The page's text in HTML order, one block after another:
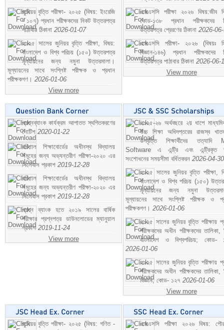
জুনিয়র বৃত্তি পরীক্ষা- ২০২৫ (বিষয়: ইংরেজি
- ১০৭) প্রধান পরীক্ষকদের নিকট উত্তরপত্র
পাঠাবার ঠিকানা 2026-01-07
২০২৫ সালের জুনিয়র বৃত্তি পরীক্ষা, বিষয়:
বাংলাদেশ ও বিশ্ব পরিচয় (১৫০) উত্তরপত্র
মূল্যায়নের জন্য নমুনা উত্তরমালা।
মূল্যায়নের সাথে সংশ্লিষ্ট পরীক্ষক ও প্রধান
পরীক্ষকগণ। 2026-01-06
View more
এসএসসি পরীক্ষা ২০২৬ বিষয়:জীব
কোড-১৩৮ প্রধান পরীক্ষকদের
উত্তরপত্র প্রেরণের ঠিকানা 2026-
এসএসসি পরীক্ষা- ২০২৬ (বিষয়ঃ
বিজ্ঞান-১৪৬) প্রধান পরীক্ষকদের
উত্তরপত্র পাঠাবার ঠিকানা 2026-06-
View more
প্রশ্নব্যাংক কার্যক্রম আপাতত স্থগিতকরণের
নোটিশ 2020-01-22
বরিশাল শিক্ষাবোর্ডের অধীনস্থ বিদ্যালয়
সমূহের জন্য অভ্যন্তরীণ পরীক্ষা-২০২০ এর
সিলেবাস প্রকাশ 2019-12-28
বরিশাল শিক্ষাবোর্ডের অধীনস্থ বিদ্যালয়
সমূহের জন্য অভ্যন্তরীণ পরীক্ষা-২০২০ এর
সিলেবাস প্রকাশ 2019-12-28
প্রশ্ন ব্যাংক হতে ২০১৯ সালের বার্ষিক
পরীক্ষার প্রশ্নপত্র ডাউনলোডের ম্যানুয়াল
প্রকাশ 2019-11-24
View more
২০২৫-২৬ অর্থবছরে ২য় ধাপে
উচ্চ শিক্ষা অধিদপ্তরের রাজস্ব
উপবৃত্তি শিক্ষার্থীদের তত্যাদি
Software এ এন্ট্রি এবং এন্ট্রিকৃত
সংশোধনের সময়সীমা বর্ধিতকরন 2026-04-30
২০২৫ সালের জুনিয়র বৃত্তি পরীক্ষা,
বাংলাদেশ ও বিশ্ব পরিচয় (১৫০)
মূল্যায়নের জন্য নমুনা
মূল্যায়নের সাথে সংশ্লিষ্ট পরীক্ষক ও
পরীক্ষকগণ। 2026-01-06
২০২৫ সালের জুনিয়র বৃত্তি পরীক্ষায়
পরীক্ষকদের অধীন পরীক্ষকদের তালিকা,
বাংলাদেশ ও বিশ্বপরিচয়; কোড-
2026-01-06
২০২৫ সালের জুনিয়র বৃত্তি পরীক্ষায়
পরীক্ষকদের অধীন পরীক্ষকদের তালিকা,
বিজ্ঞান; কোড- ১২৭ 2026-01-06
View more
জুনিয়র বৃত্তি পরীক্ষা- ২০২৫ (বিষয়: গণিত -
এসএসসি পরীক্ষা ২০২৬ বিষয়: